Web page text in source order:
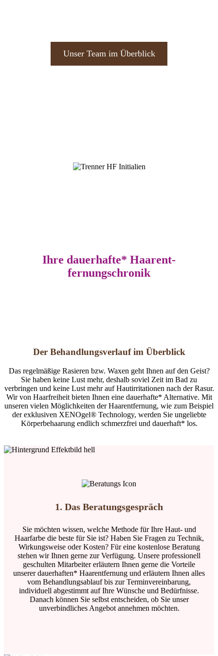
Unser Team im Überblick
Ihre dauer­hafte* Haar­ent­
fernungschronik
Der Behand­lungs­verlauf im Über­blick
Das regelmäßige Rasieren bzw. Waxen geht Ihnen auf den Geist?
Sie haben keine Lust mehr, deshalb soviel Zeit im Bad zu
verbringen und keine Lust mehr auf Hautirritationen nach der Rasur.
Wir von Haarfreiheit bieten Ihnen eine dauerhafte* Alternative. Mit
unseren vielen Möglichkeiten der Haarentfernung, wie zum Beispiel
der exklusiven XENOgel® Technology, werden Sie ungeliebte
Körperbehaarung endlich schmerzfrei und dauerhaft* los.
1. Das Beratungs­gespräch
Sie möchten wissen, welche Methode für Ihre Haut- und
Haarfarbe die beste für Sie ist? Haben Sie Fragen zu Technik,
Wirkungsweise oder Kosten? Für eine kostenlose Beratung
stehen wir Ihnen gerne zur Verfügung. Unsere professionell
geschulten Mitarbeiter erläutern Ihnen gerne die Vorteile
unserer dauerhaften* Haarentfernung und erläutern Ihnen alles
vom Behandlungsablauf bis zur Terminvereinbarung,
individuell abgestimmt auf Ihre Wünsche und Bedürfnisse.
Danach können Sie selbst entscheiden, ob Sie unser
unverbindliches Angebot annehmen möchten.